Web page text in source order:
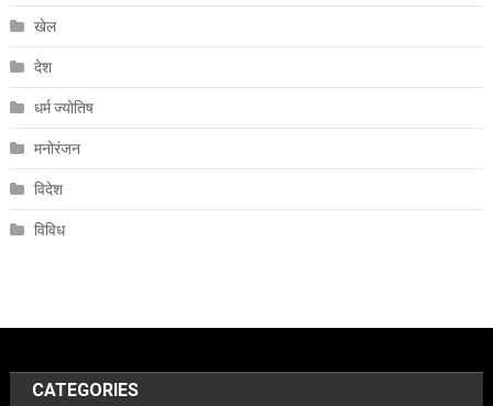
खेल
देश
धर्म ज्योतिष
मनोरंजन
विदेश
विविध
CATEGORIES